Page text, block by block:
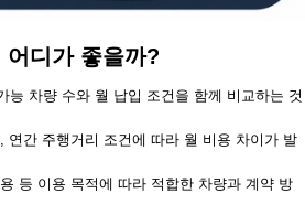
어디가 좋을까?
능 차량 수와 월 납입 조건을 함께 비교하는 것
연간 주행거리 조건에 따라 월 비용 차이가 발
등 이용 목적에 따라 적합한 차량과 계약 방